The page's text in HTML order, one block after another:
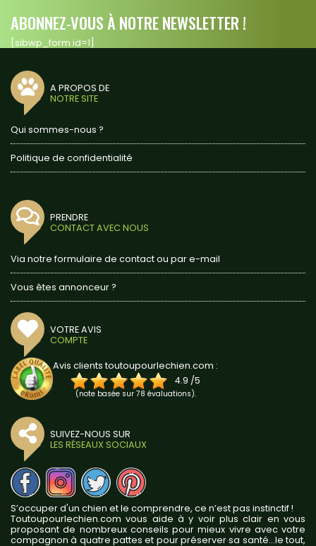
ABONNEZ-VOUS À NOTRE NEWSLETTER !
[sibwp_form id=1]
A PROPOS DE
NOTRE SITE
Qui sommes-nous ?
Politique de confidentialité
PRENDRE
CONTACT AVEC NOUS
Via notre formulaire de contact ou par e-mail
Vous êtes annonceur ?
VOTRE AVIS
COMPTE
Avis clients toutoupourlechien.com :
4.9 /5
(note basée sur 78 évaluations).
SUIVEZ-NOUS SUR
LES RÉSEAUX SOCIAUX
S’occuper d'un chien et le comprendre, ce n’est pas instinctif !
Toutoupourlechien.com vous aide à y voir plus clair en vous
proposant de nombreux conseils pour mieux vivre avec votre
compagnon à quatre pattes et pour préserver sa santé...le tout,